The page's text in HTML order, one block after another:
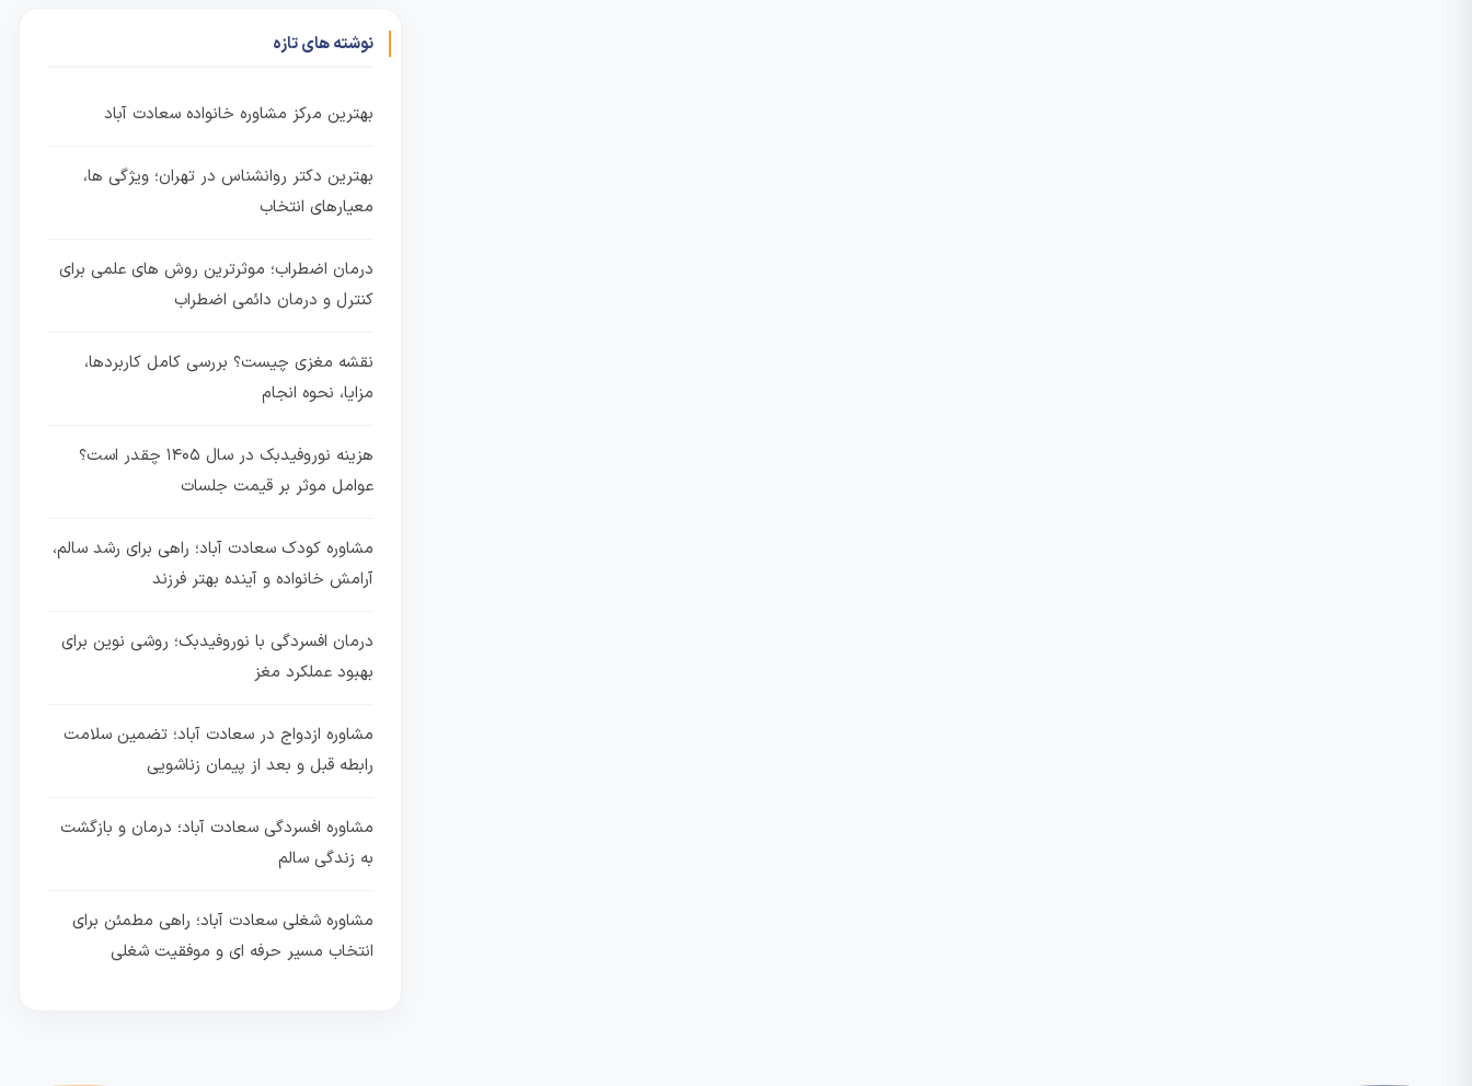
نوشته های تازه
بهترین مرکز مشاوره خانواده سعادت آباد
بهترین دکتر روانشناس در تهران؛ ویژگی ها،
معیارهای انتخاب
درمان اضطراب؛ موثرترین روش های علمی برای
کنترل و درمان دائمی اضطراب
نقشه مغزی چیست؟ بررسی کامل کاربردها،
مزایا، نحوه انجام
هزینه نوروفیدبک در سال ۱۴۰۵ چقدر است؟
عوامل موثر بر قیمت جلسات
مشاوره کودک سعادت آباد؛ راهی برای رشد سالم،
آرامش خانواده و آینده بهتر فرزند
درمان افسردگی با نوروفیدبک؛ روشی نوین برای
بهبود عملکرد مغز
مشاوره ازدواج در سعادت آباد؛ تضمین سلامت
رابطه قبل و بعد از پیمان زناشویی
مشاوره افسردگی سعادت آباد؛ درمان و بازگشت
به زندگی سالم
مشاوره شغلی سعادت آباد؛ راهی مطمئن برای
انتخاب مسیر حرفه ای و موفقیت شغلی